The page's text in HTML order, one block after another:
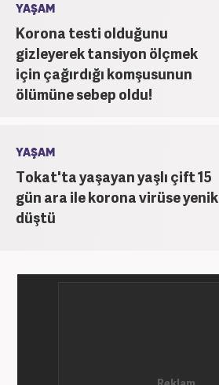
YAŞAM
Korona testi olduğunu
gizleyerek tansiyon ölçmek
için çağırdığı komşusunun
ölümüne sebep oldu!
YAŞAM
Tokat'ta yaşayan yaşlı çift 15
gün ara ile korona virüse yenik
düştü